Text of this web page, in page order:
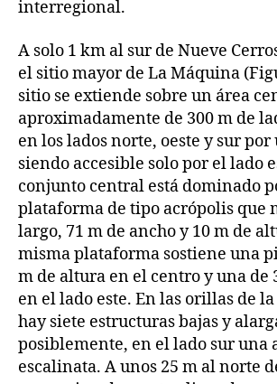
interregional.
A solo 1 km al sur de Nueve
el sitio mayor de La Máquina
sitio se extiende sobre un área
aproximadamente de 300 m de
en los lados norte, oeste y sur
siendo accesible solo por el lado
conjunto central está dominado
plataforma de tipo acrópolis que
largo, 71 m de ancho y 10 m de
misma plataforma sostiene una
m de altura en el centro y una de
en el lado este. En las orillas de
hay siete estructuras bajas y
posiblemente, en el lado sur una
escalinata. A unos 25 m al norte